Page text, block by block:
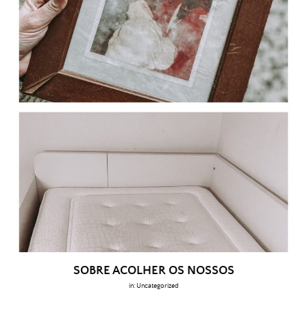
SOBRE ACOLHER OS NOSSOS
in: Uncategorized